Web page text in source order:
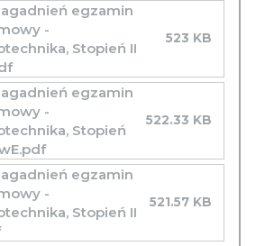
egzamin
-
Stopień II
523 KB
egzamin
-
Stopień
522.33 KB
egzamin
-
Stopień II
521.57 KB